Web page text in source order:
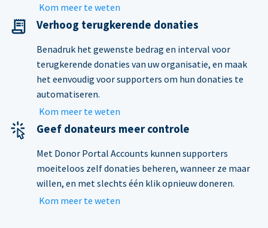
Kom meer te weten
Verhoog terugkerende donaties
Benadruk het gewenste bedrag en interval voor
terugkerende donaties van uw organisatie, en maak
het eenvoudig voor supporters om hun donaties te
automatiseren.
Kom meer te weten
Geef donateurs meer controle
Met Donor Portal Accounts kunnen supporters
moeiteloos zelf donaties beheren, wanneer ze maar
willen, en met slechts één klik opnieuw doneren.
Kom meer te weten